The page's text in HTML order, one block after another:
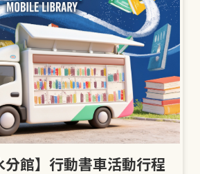
分館】行動書車活動行程